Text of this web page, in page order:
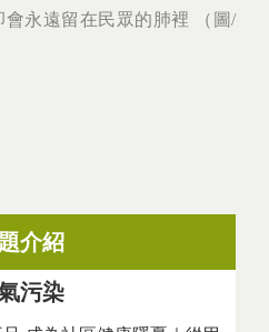
永遠留在民眾的肺裡 （圖/
介紹
污染